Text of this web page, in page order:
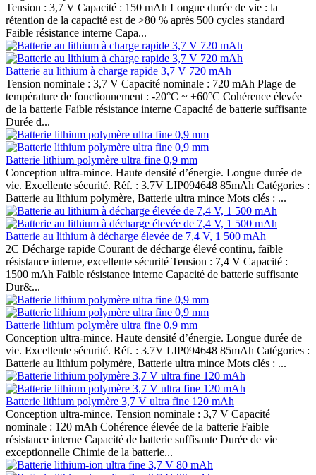
Tension : 3,7 V Capacité : 150 mAh Longue durée de vie : la
rétention de la capacité est de >80 % après 500 cycles standard
Faible résistance interne Capa...
Batterie au lithium à charge rapide 3,7 V 720 mAh
Tension nominale : 3,7 V Capacité nominale : 720 mAh Plage de
température de fonctionnement : -20°C ~ +60°C Cohérence élevée
de la batterie Faible résistance interne Capacité de batterie suffisante
Durée d...
Batterie lithium polymère ultra fine 0,9 mm
Conception ultra-mince. Haute densité d’énergie. Longue durée de
vie. Excellente sécurité. Réf. : 3.7V LIP094648 85mAh Catégories :
Batterie au lithium polymère, Batterie ultra mince Mots clés : ...
Batterie au lithium à décharge élevée de 7,4 V, 1 500 mAh
2C Décharge rapide Courant de décharge élevé continu, faible
résistance interne, excellente sécurité Tension : 7,4 V Capacité :
1500 mAh Faible résistance interne Capacité de batterie suffisante
Dur&...
Batterie lithium polymère ultra fine 0,9 mm
Conception ultra-mince. Haute densité d’énergie. Longue durée de
vie. Excellente sécurité. Réf. : 3.7V LIP094648 85mAh Catégories :
Batterie au lithium polymère, Batterie ultra mince Mots clés : ...
Batterie lithium polymère 3,7 V ultra fine 120 mAh
Conception ultra-mince. Tension nominale : 3,7 V Capacité
nominale : 120 mAh Cohérence élevée de la batterie Faible
résistance interne Capacité de batterie suffisante Durée de vie
exceptionnelle Chimie de la batterie...